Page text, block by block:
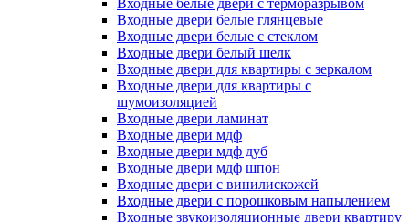
Входные белые двери с терморазрывом
Входные двери белые глянцевые
Входные двери белые с стеклом
Входные двери белый шелк
Входные двери для квартиры с зеркалом
Входные двери для квартиры с
шумоизоляцией
Входные двери ламинат
Входные двери мдф
Входные двери мдф дуб
Входные двери мдф шпон
Входные двери с винилискожей
Входные двери с порошковым напылением
Входные звукоизоляционные двери квартиру